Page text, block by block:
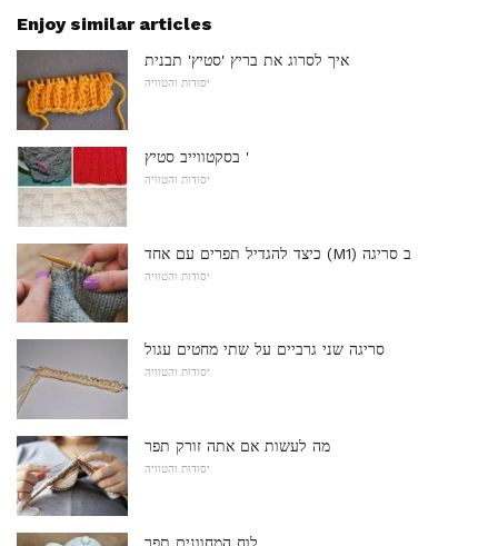
Enjoy similar articles
איך לסרוג את בריץ 'סטיץ' תבנית
יסודות והטוויה
בסקטווייב סטיץ '
יסודות והטוויה
כיצד להגדיל תפרים עם אחד (M1) ב סריגה
יסודות והטוויה
סריגה שני גרביים על שתי מחטים עגול
יסודות והטוויה
מה לעשות אם אתה זורק תפר
יסודות והטוויה
לוח המחוונים תפר